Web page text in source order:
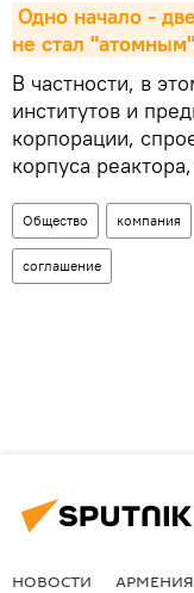
Одно начало -
не стал
В частности, в
институтов и
корпорации,
корпуса
Общество компания
соглашение
НОВОСТИ АРМЕНИЯ